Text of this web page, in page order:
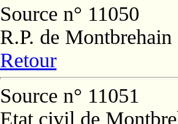
Source n° 11050
R.P. de Montbrehain
Retour
Source n° 11051
Etat civil de